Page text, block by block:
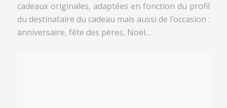
cadeaux originales, adaptées en fonction du profil
du destinataire du cadeau mais aussi de l’occasion :
anniversaire, fête des pères, Noël…